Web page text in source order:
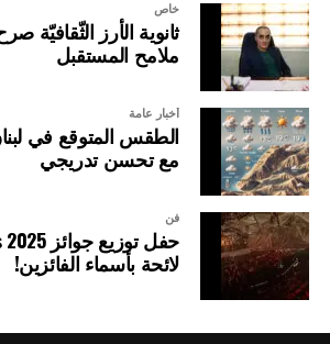
خاص
ثانوية الأرز الثّقافيّة
ملامح المستقبل
أخبار عامة
الطقس المتوقع في
مع تحسن تدريجي
فن
لائحة بأسماء الفائزين!